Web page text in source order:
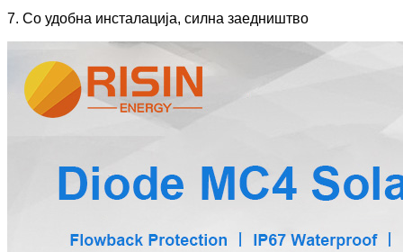
7. Со удобна инсталација, силна заедништво